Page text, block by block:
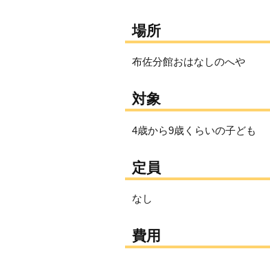
場所
布佐分館おはなしのへや
対象
4歳から9歳くらいの子ども
定員
なし
費用